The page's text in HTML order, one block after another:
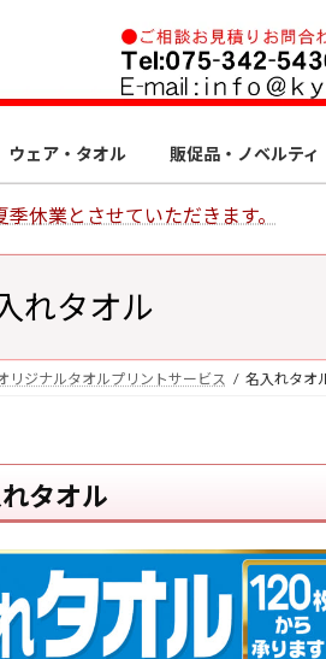
ウェア・タオル 販促品・ノベルティ
休業とさせていただきます。
れタオル
リジナルタオルプリントサービス 名入れタオ
タオル